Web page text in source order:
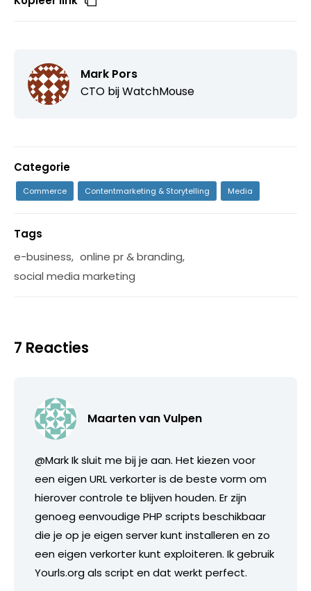
Mark Pors
CTO bijWatchMouse
Categorie
Commerce Contentmarketing & Storytelling Media
Tags
e-business, online pr & branding,
social media marketing
7 Reacties
Maarten van Vulpen
@Mark Ik sluit me bij je aan. Het kiezen voor
een eigen URL verkorter is de beste vorm om
hierover controle te blijven houden. Er zijn
genoeg eenvoudige PHP scripts beschikbaar
die je op je eigen server kunt installeren en zo
een eigen verkorter kunt exploiteren. Ik gebruik
Yourls.org als script en dat werkt perfect.